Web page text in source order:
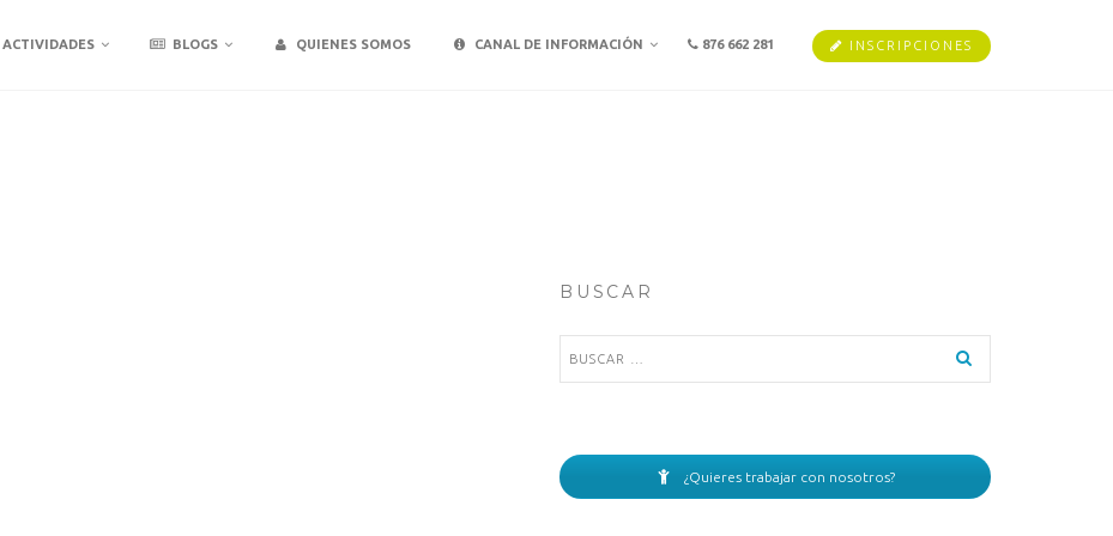
ACTIVIDADES BLOGS QUIENES SOMOS CANAL DE INFORMACIÓN 876 662 281 INSCRIPCIONES
BUSCAR
¿Quieres trabajar con nosotros?